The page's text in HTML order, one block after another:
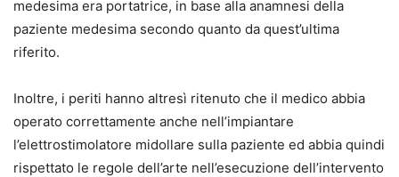
medesima era portatrice, in base alla anamnesi della
paziente medesima secondo quanto da quest’ultima
riferito.
Inoltre, i periti hanno altresì ritenuto che il medico abbia
operato correttamente anche nell’impiantare
l’elettrostimolatore midollare sulla paziente ed abbia quindi
rispettato le regole dell’arte nell’esecuzione dell’intervento